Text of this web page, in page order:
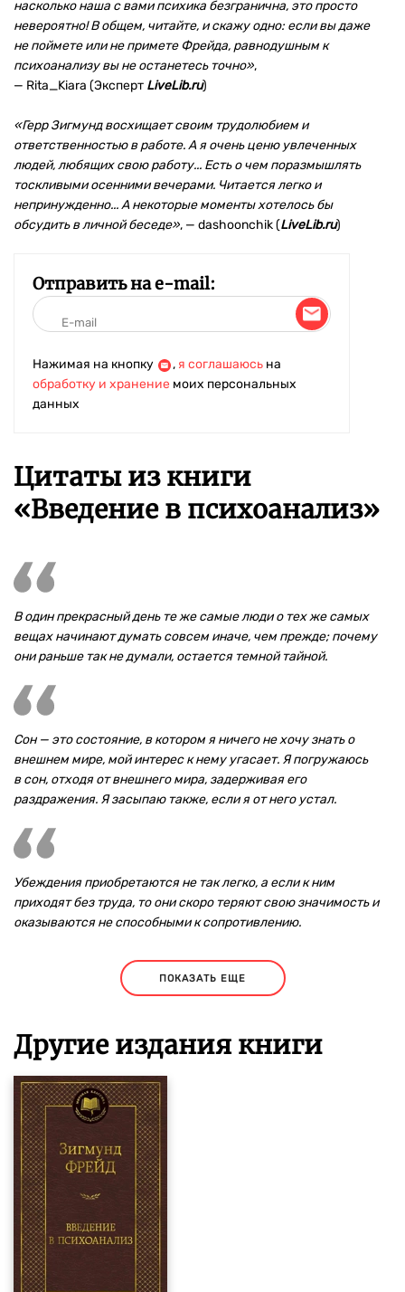
насколько наша с вами психика безгранична, это просто
невероятно! В общем, читайте, и скажу одно: если вы даже
не поймете или не примете Фрейда, равнодушным к
психоанализу вы не останетесь точно»,
— Rita_Kiara (Эксперт LiveLib.ru)
«Герр Зигмунд восхищает своим трудолюбием и
ответственностью в работе. А я очень ценю увлеченных
людей, любящих свою работу... Есть о чем поразмышлять
тоскливыми осенними вечерами. Читается легко и
непринужденно... А некоторые моменты хотелось бы
обсудить в личной беседе», — dashoonchik (LiveLib.ru)
Отправить на e-mail:
Нажимая на кнопку , я соглашаюсь на
обработку и хранение моих персональных
данных
Цитаты из книги
«Введение в психоанализ»
В один прекрасный день те же самые люди о тех же самых
вещах начинают думать совсем иначе, чем прежде; почему
они раньше так не думали, остается темной тайной.
Сон — это состояние, в котором я ничего не хочу знать о
внешнем мире, мой интерес к нему угасает. Я погружаюсь
в сон, отходя от внешнего мира, задерживая его
раздражения. Я засыпаю также, если я от него устал.
Убеждения приобретаются не так легко, а если к ним
приходят без труда, то они скоро теряют свою значимость и
оказываются не способными к сопротивлению.
ПОКАЗАТЬ ЕЩЕ
Другие издания книги